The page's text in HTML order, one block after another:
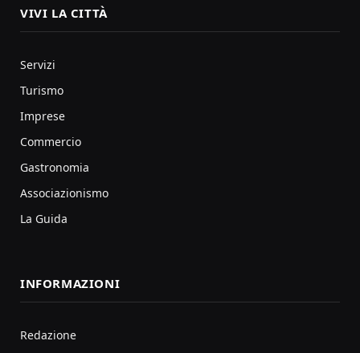
VIVI LA CITTÀ
Servizi
Turismo
Imprese
Commercio
Gastronomia
Associazionismo
La Guida
INFORMAZIONI
Redazione